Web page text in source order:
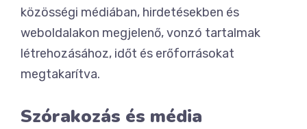
közösségi médiában, hirdetésekben és
weboldalakon megjelenő, vonzó tartalmak
létrehozásához, időt és erőforrásokat
megtakarítva.
Szórakozás és média